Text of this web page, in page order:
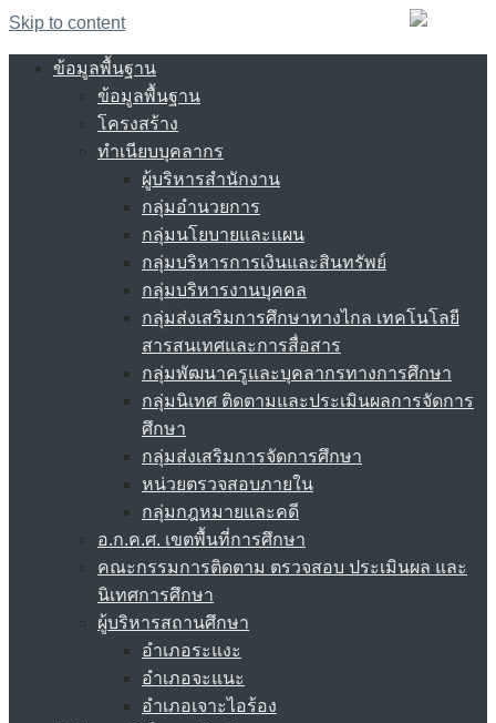
Skip to content
ข้อมูลพื้นฐาน
ข้อมูลพื้นฐาน
โครงสร้าง
ทำเนียบบุคลากร
ผู้บริหารสำนักงาน
กลุ่มอำนวยการ
กลุ่มนโยบายและแผน
กลุ่มบริหารการเงินและสินทรัพย์
กลุ่มบริหารงานบุคคล
กลุ่มส่งเสริมการศึกษาทางไกล เทคโนโลยี
สารสนเทศและการสื่อสาร
กลุ่มพัฒนาครูและบุคลากรทางการศึกษา
กลุ่มนิเทศ ติดตามและประเมินผลการจัดการ
ศึกษา
กลุ่มส่งเสริมการจัดการศึกษา
หน่วยตรวจสอบภายใน
กลุ่มกฎหมายและคดี
อ.ก.ค.ศ. เขตพื้นที่การศึกษา
คณะกรรมการติดตาม ตรวจสอบ ประเมินผล และ
นิเทศการศึกษา
ผู้บริหารสถานศึกษา
อำเภอระแงะ
อำเภอจะแนะ
อำเภอเจาะไอร้อง